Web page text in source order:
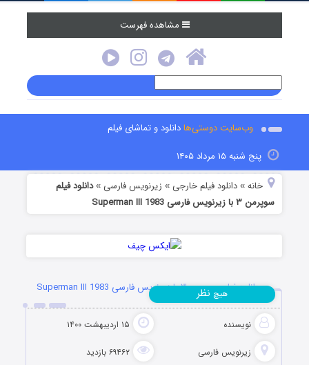
مشاهده فهرست
وب‌سایت دوستی‌هادانلود و تماشای فیلم
پنج شنبه ۱۵ مرداد ۱۴۰۵
خانه »دانلود فیلم خارجی » زیرنویس فارسی »دانلود فیلم
سوپرمن ۳ با زیرنویس فارسی Superman III 1983
دانلود فیلم سوپرمن ۳ با زیرنویس فارسی Superman III 1983
نویسنده ۱۵ اردیبهشت ۱۴۰۰
زیرنویس فارسی ۶۹۴۶۲ بازدید
هیچ نظر